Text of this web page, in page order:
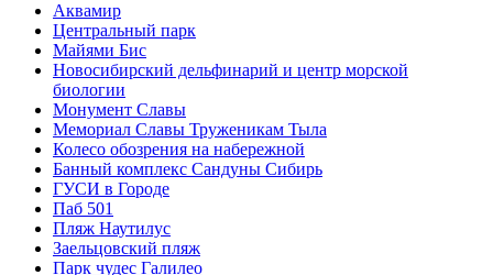
Аквамир
Центральный парк
Майями Бис
Новосибирский дельфинарий и центр морской
биологии
Монумент Славы
Мемориал Славы Труженикам Тыла
Колесо обозрения на набережной
Банный комплекс Сандуны Сибирь
ГУСИ в Городе
Паб 501
Пляж Наутилус
Заельцовский пляж
Парк чудес Галилео